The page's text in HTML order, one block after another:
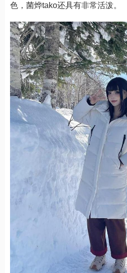
色，菌烨tako还具有非常活泼。